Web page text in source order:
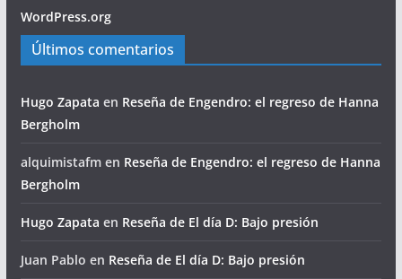
WordPress.org
Últimos comentarios
Hugo Zapata en Reseña de Engendro: el regreso de Hanna
Bergholm
alquimistafmen Reseña de Engendro: el regreso de Hanna
Bergholm
Hugo Zapata en Reseña de El día D: Bajo presión
Juan Pablo en Reseña de El día D: Bajo presión